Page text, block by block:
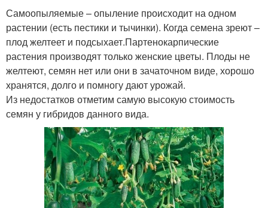
Самоопыляемые – опыление происходит на одном
растении (есть пестики и тычинки). Когда семена зреют –
плод желтеет и подсыхает.Партенокарпические
растения производят только женские цветы. Плоды не
желтеют, семян нет или они в зачаточном виде, хорошо
хранятся, долго и помногу дают урожай.
Из недостатков отметим самую высокую стоимость
семян у гибридов данного вида.